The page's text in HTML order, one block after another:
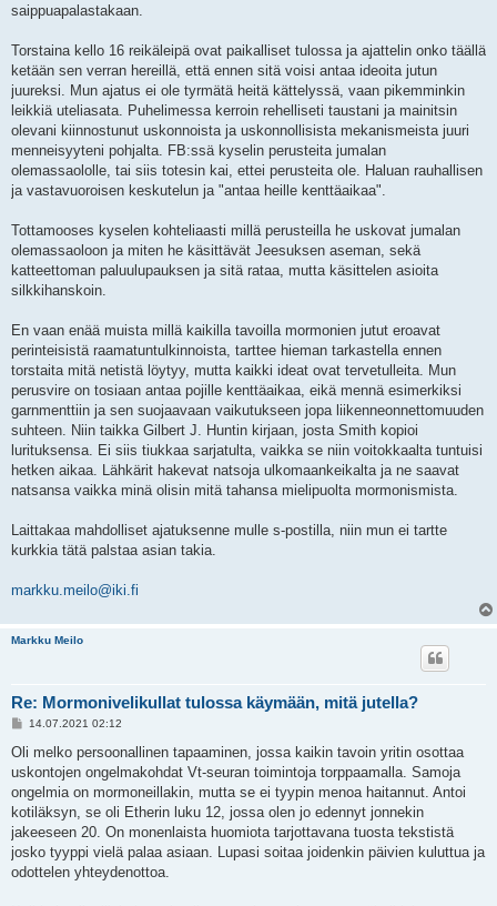
saippuapalastakaan.
Torstaina kello 16 reikäleipä ovat paikalliset tulossa ja ajattelin onko täällä
ketään sen verran hereillä, että ennen sitä voisi antaa ideoita jutun
juureksi. Mun ajatus ei ole tyrmätä heitä kättelyssä, vaan pikemminkin
leikkiä uteliasata. Puhelimessa kerroin rehelliseti taustani ja mainitsin
olevani kiinnostunut uskonnoista ja uskonnollisista mekanismeista juuri
menneisyyteni pohjalta. FB:ssä kyselin perusteita jumalan
olemassaololle, tai siis totesin kai, ettei perusteita ole. Haluan rauhallisen
ja vastavuoroisen keskutelun ja "antaa heille kenttäaikaa".
Tottamooses kyselen kohteliaasti millä perusteilla he uskovat jumalan
olemassaoloon ja miten he käsittävät Jeesuksen aseman, sekä
katteettoman paluulupauksen ja sitä rataa, mutta käsittelen asioita
silkkihanskoin.
En vaan enää muista millä kaikilla tavoilla mormonien jutut eroavat
perinteisistä raamatuntulkinnoista, tarttee hieman tarkastella ennen
torstaita mitä netistä löytyy, mutta kaikki ideat ovat tervetulleita. Mun
perusvire on tosiaan antaa pojille kenttäaikaa, eikä mennä esimerkiksi
garnmenttiin ja sen suojaavaan vaikutukseen jopa liikenneonnettomuuden
suhteen. Niin taikka Gilbert J. Huntin kirjaan, josta Smith kopioi
lurituksensa. Ei siis tiukkaa sarjatulta, vaikka se niin voitokkaalta tuntuisi
hetken aikaa. Lähkärit hakevat natsoja ulkomaankeikalta ja ne saavat
natsansa vaikka minä olisin mitä tahansa mielipuolta mormonismista.
Laittakaa mahdolliset ajatuksenne mulle s-postilla, niin mun ei tartte
kurkkia tätä palstaa asian takia.
markku.meilo@iki.fi
Markku Meilo
Re: Mormonivelikullat tulossa käymään, mitä jutella?
V
e
t
i
14.07.2021 02:12
Oli melko persoonallinen tapaaminen, jossa kaikin tavoin yritin osottaa
uskontojen ongelmakohdat Vt-seuran toimintoja torppaamalla. Samoja
ongelmia on mormoneillakin, mutta se ei tyypin menoa haitannut. Antoi
kotiläksyn, se oli Etherin luku 12, jossa olen jo edennyt jonnekin
jakeeseen 20. On monenlaista huomiota tarjottavana tuosta tekstistä
josko tyyppi vielä palaa asiaan. Lupasi soitaa joidenkin päivien kuluttua ja
odottelen yhteydenottoa.